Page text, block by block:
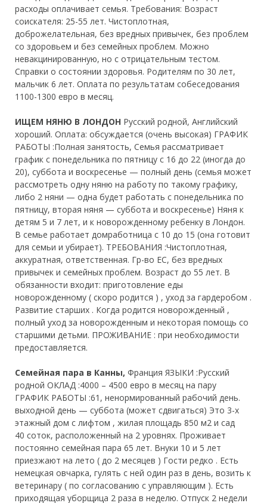
расходы оплачивает семья. Требования: Возраст
соискателя: 25-55 лет. Чистоплотная,
доброжелательная, без вредных привычек, без проблем
со здоровьем и без семейных проблем. Можно
невакцинированную, но с отрицательным тестом.
Справки о состоянии здоровья. Родителям по 30 лет,
мальчик 6 лет. Оплата по результатам собеседования
1100-1300 евро в месяц.
ИЩЕМ НЯНЮ В ЛОНДОН Русский родной, Английский
хороший. Оплата: обсуждается (очень высокая) ГРАФИК
РАБОТЫ :Полная занятость, Семья рассматривает
график с понедельника по пятницу с 16 до 22 (иногда до
20), суббота и воскресенье — полный день (семья может
рассмотреть одну няню на работу по такому графику,
либо 2 няни — одна будет работать с понедельника по
пятницу, вторая няня — суббота и воскресенье) Няня к
детям 5 и 7 лет, и к новорожденному ребенку в Лондон.
В семье работает домработница с 10 до 15 (она готовит
для семьи и убирает). ТРЕБОВАНИЯ :Чистоплотная,
аккуратная, ответственная. Гр-во ЕС, без вредных
привычек и семейных проблем. Возраст до 55 лет. В
обязанности входит: приготовление еды
новорожденному ( скоро родится ) , уход за гардеробом .
Развитие старших . Когда родится новорожденный ,
полный уход за новорожденным и некоторая помощь со
старшими детьми. ПРОЖИВАНИЕ : при необходимости
предоставляется.
Семейная пара в Канны, Франция ЯЗЫКИ :Русский
родной ОКЛАД :4000 – 4500 евро в месяц на пару
ГРАФИК РАБОТЫ :61, ненормированный рабочий день.
выходной день — суббота (может сдвигаться) Это 3-х
этажный дом с лифтом , жилая площадь 850 м2 и сад
40 соток, расположенный на 2 уровнях. Проживает
постоянно семейная пара 65 лет. Внуки 10 и 5 лет
приезжают на лето ( до 2 месяцев ) Гости редко . Есть
немецкая овчарка, гулять с ней один раз в день, возить к
ветеринару ( по согласованию с управляющим ). Есть
приходящая уборщица 2 раза в неделю. Отпуск 2 недели